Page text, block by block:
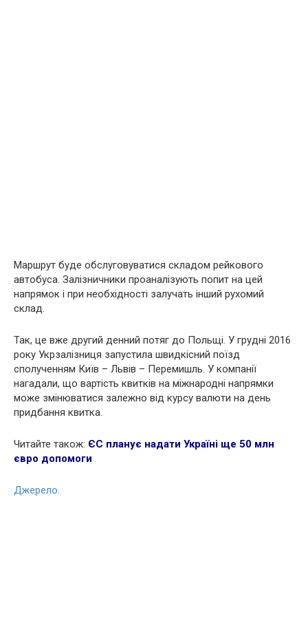
Маршрут буде обслуговуватися складом рейкового
автобуса. Залізничники проаналізують попит на цей
напрямок і при необхідності залучать інший рухомий
склад.
Так, це вже другий денний потяг до Польщі. У грудні 2016
року Укрзалізниця запустила швидкісний поїзд
сполученням Київ – Львів – Перемишль. У компанії
нагадали, що вартість квитків на міжнародні напрямки
може змінюватися залежно від курсу валюти на день
придбання квитка.
Читайте також: ЄС планує надати Україні ще 50 млн
євро допомоги
Джерело.